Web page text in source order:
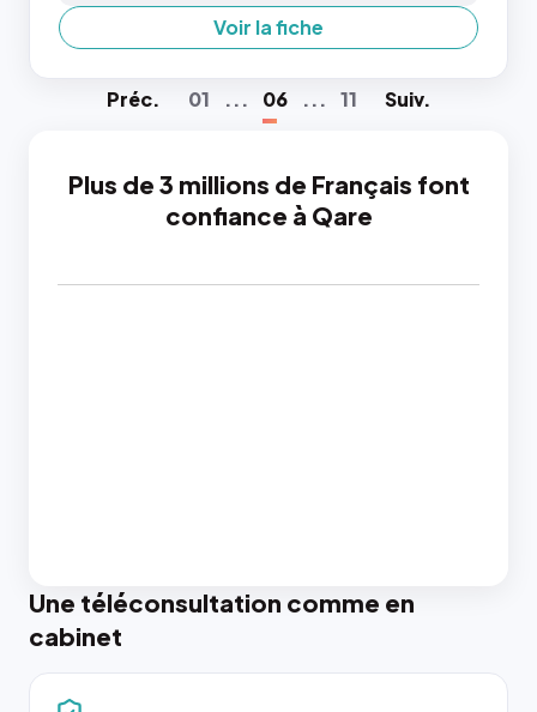
Voir la fiche
Préc. 01 ... 06 ... 11 Suiv.
Plus de 3 millions de Français font
confiance à Qare
Une téléconsultation comme en
cabinet